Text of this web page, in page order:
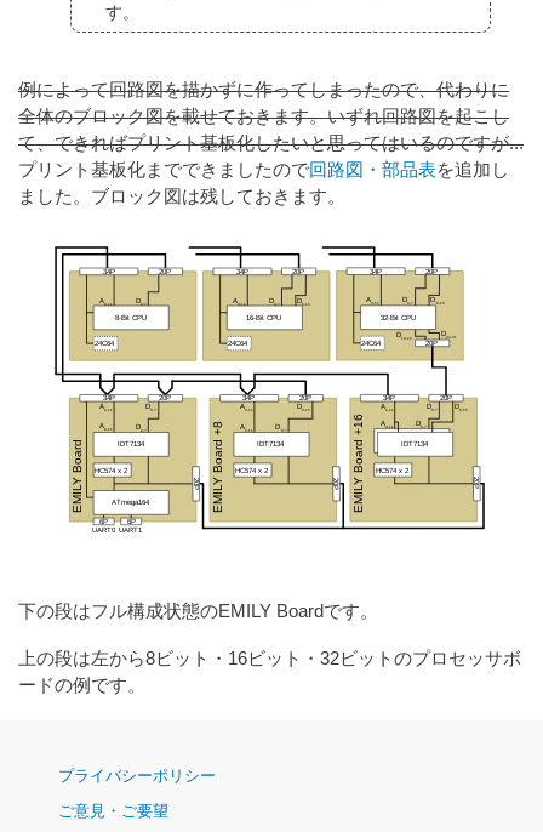
す。
例によって回路図を描かずに作ってしまったので、代わりに
全体のブロック図を載せておきます。いずれ回路図を起こし
て、できればプリント基板化したいと思ってはいるのですが...
プリント基板化までできましたので回路図・部品表を追加し
ました。ブロック図は残しておきます。
下の段はフル構成状態のEMILY Boardです。
上の段は左から8ビット・16ビット・32ビットのプロセッサボ
ードの例です。
ナ
ゲ
プライバシーポリシー
ご意見・ご要望